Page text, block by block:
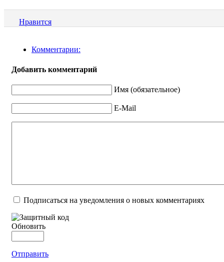
Нравится
Комментарии:
Добавить комментарий
Имя (обязательное)
E-Mail
Подписаться на уведомления о новых комментариях
Обновить
Отправить